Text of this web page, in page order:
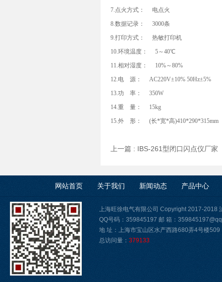
7.点火方式： 电点火
8.数据记录： 3000条
9.打印方式： 热敏打印机
10.环境温度： 5～40℃
11.相对湿度： 10%～80%
12.电 源： AC220V±10% 50Hz±5%
13.功 率： 350W
14.重 量： 15kg
15.外 形： (长*宽*高)410*290*315mm
上一篇 : IBS-261型闭口闪点仪厂家
网站首页 关于我们 新闻动态 产品中心
上海旺徐电气有限公司 Copyright 2017-2018
QQ号码：359845197 邮 箱：
地 址：上海市宝山区水产西路680弄4号楼509
总访问量： 379133